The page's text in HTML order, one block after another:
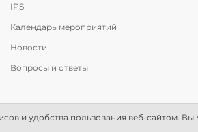
IPS
Календарь мероприятий
Новости
Вопросы и ответы
и удобства пользования веб-сайтом. Вы